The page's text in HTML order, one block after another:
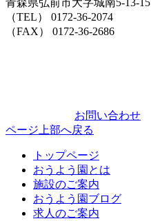
青森県弘前市大字城南5-13-15
（TEL） 0172-36-2074
（FAX） 0172-36-2686
お問い合わせ
ページ上部へ戻る
トップページ
おうよう園とは
施設のご案内
おうよう園ブログ
求人のご案内